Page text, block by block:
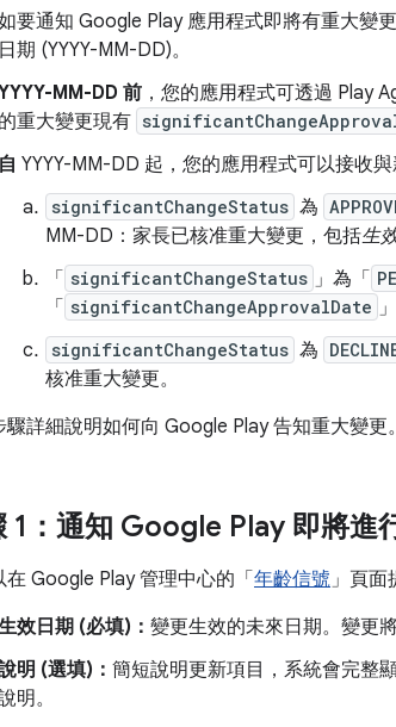
要通知 Google Play 應用程式即將有重大變
日期 (YYYY-MM-DD)。
MM-DD 前 ，您的應用程式可透過 Play
的重大變更現有
自 YYYY-MM-DD 起，您的應用程式可以接收
significantChangeStatus 為
MM-DD：家長已核准重大變更，包括生
「
significantChangeStatus 」為「
「
significantChangeApprovalDate
significantChangeStatus 為
核准重大變更。
驟詳細說明如何向 Google Play 告知重大變更。
1：通知 Google Play 即將進
在 Google Play 管理中心的「 年齡信號」頁面
效日期 (必填)： 變更生效的未來日期。變更
明 (選填)： 簡短說明更新項目，系統會完整
明。